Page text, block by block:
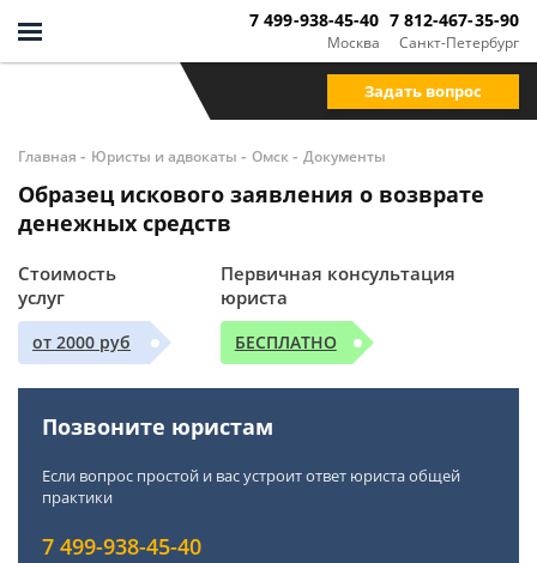
Москва
7 499-938-45-40
Санкт-Петербург
7 812-467-35-90
Задать вопрос
Главная - Юристы и адвокаты - Омск- Документы
Образец искового заявления о возврате
денежных средств
Стоимость
услуг
от 2000 руб
Первичная консультация
юриста
БЕСПЛАТНО
Позвоните юристам
Если вопрос простой и вас устроит ответ юриста общей
практики
7 499-938-45-40